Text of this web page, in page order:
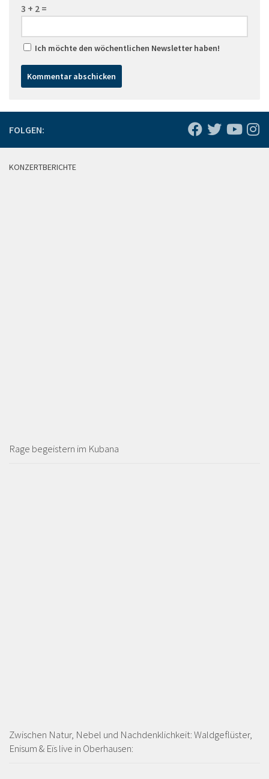
3 + 2 =
Ich möchte den wöchentlichen Newsletter haben!
FOLGEN:
KONZERTBERICHTE
Rage begeistern im Kubana
Zwischen Natur, Nebel und Nachdenklichkeit: Waldgeflüster,
Enisum & Eïs live in Oberhausen: